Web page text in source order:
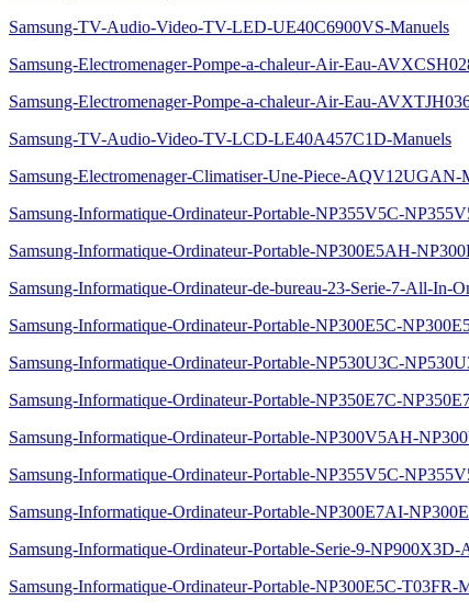
Samsung-TV-Audio-Video-TV-LED-UE40C6900VS-Manuels
Samsung-Electromenager-Pompe-a-chaleur-Air-Eau-
Samsung-Electromenager-Pompe-a-chaleur-Air-Eau-
Samsung-TV-Audio-Video-TV-LCD-LE40A457C1D-Manuels
Samsung-Electromenager-Climatiser-Une-Piece-AQV12UGAN-
Samsung-Informatique-Ordinateur-Portable-NP355V5C-
Samsung-Informatique-Ordinateur-Portable-NP300E5AH-
Samsung-Informatique-Ordinateur-de-bureau-23-Serie-7-All-In-
Samsung-Informatique-Ordinateur-Portable-NP300E5C-
Samsung-Informatique-Ordinateur-Portable-NP530U3C-
Samsung-Informatique-Ordinateur-Portable-NP350E7C-
Samsung-Informatique-Ordinateur-Portable-NP300V5AH-
Samsung-Informatique-Ordinateur-Portable-NP355V5C-
Samsung-Informatique-Ordinateur-Portable-NP300E7AI-
Samsung-Informatique-Ordinateur-Portable-Serie-9-NP900X3D-
Samsung-Informatique-Ordinateur-Portable-NP300E5C-T03FR-